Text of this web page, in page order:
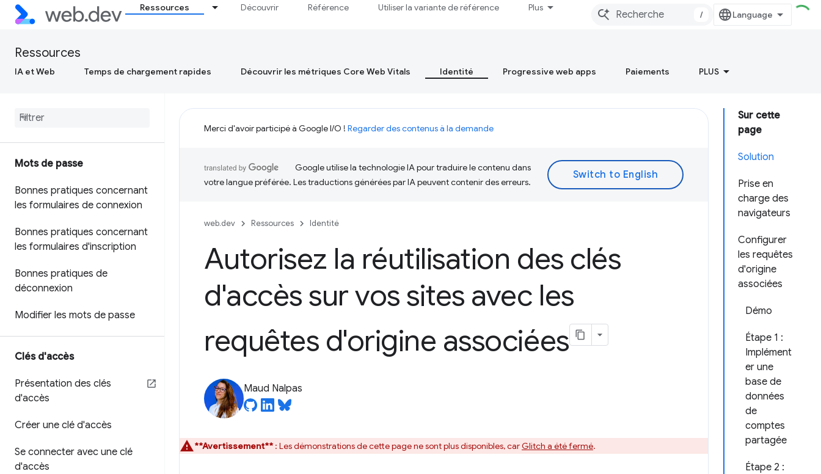
Ressources Découvrir Référence Utiliser la variante de référence Plus
/
Ressources
IA et Web Temps de chargement rapides Découvrir les métriques Core Web Vitals Identité Progressive web apps Paiements PLUS
Mots de passe
Bonnes pratiques concernant
les formulaires de connexion
Bonnes pratiques concernant
les formulaires d'inscription
Bonnes pratiques de
déconnexion
Modifier les mots de passe
Clés d'accès
Présentation des clés
d'accès
Créer une clé d'accès
Se connecter avec une clé
d'accès
Sur cette
page
Solution
Prise en
charge des
navigateurs
Configurer
les requêtes
d'origine
associées
Démo
Étape 1 :
Implément
er une
base de
données
de
comptes
partagée
Étape 2 :
Merci d'avoir participé à Google I/O ! Regarder des contenus à la demande
Google utilise la technologie IA pour traduire le contenu dans
votre langue préférée. Les traductions générées par IA peuvent contenir des erreurs.
web.dev Ressources Identité
Autorisez la réutilisation des clés
d'accès sur vos sites avec les
requêtes d'origine associées
Maud Nalpas
**Avertissement** : Les démonstrations de cette page ne sont plus disponibles, carGlitch a été fermé.